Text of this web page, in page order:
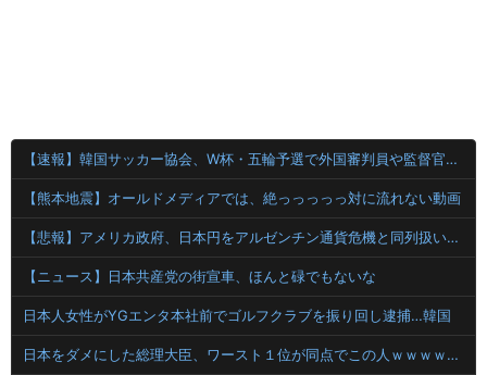
【速報】韓国サッカー協会、W杯・五輪予選で外国審判員や監督官を性接待！！！！
【熊本地震】オールドメディアでは、絶っっっっっ対に流れない動画
【悲報】アメリカ政府、日本円をアルゼンチン通貨危機と同列扱いへ・・・
【ニュース】日本共産党の街宣車、ほんと碌でもないな
日本人女性がYGエンタ本社前でゴルフクラブを振り回し逮捕…韓国
日本をダメにした総理大臣、ワースト１位が同点でこの人ｗｗｗｗｗｗ